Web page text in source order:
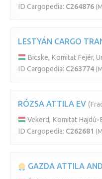
ID Cargopedia: C264876
LESTYÁN CARGO
Bicske, Komitat Fejér,
ID Cargopedia: C263774
RÓZSA ATTILA EV
Vekerd, Komitat Hajdú-
ID Cargopedia: C262681
GAZDA ATTILA